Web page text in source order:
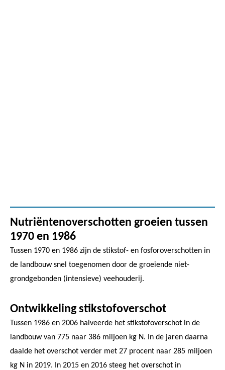
Nutriëntenoverschotten groeien tussen
1970 en 1986
Tussen 1970 en 1986 zijn de stikstof- en fosforoverschotten in
de landbouw snel toegenomen door de groeiende niet-
grondgebonden (intensieve) veehouderij.
Ontwikkeling stikstofoverschot
Tussen 1986 en 2006 halveerde het stikstofoverschot in de
landbouw van 775 naar 386 miljoen kg N. In de jaren daarna
daalde het overschot verder met 27 procent naar 285 miljoen
kg N in 2019. In 2015 en 2016 steeg het overschot in